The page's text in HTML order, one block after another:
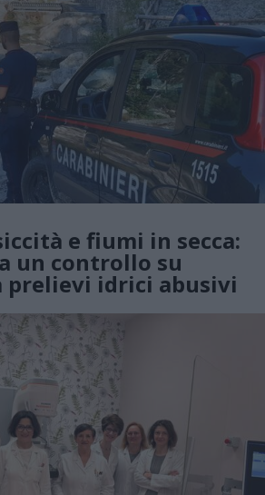
e fiumi in secca:
un controllo su
prelievi idrici abusivi